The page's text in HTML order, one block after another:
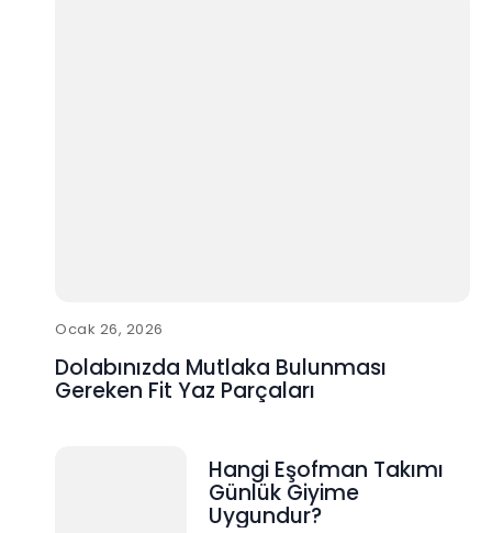
Ocak 26, 2026
Dolabınızda Mutlaka Bulunması
Gereken Fit Yaz Parçaları
Hangi Eşofman Takımı
Günlük Giyime
Uygundur?